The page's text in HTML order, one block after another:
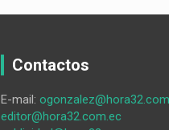
Contactos
E-mail:
editor@hora32.com.ec